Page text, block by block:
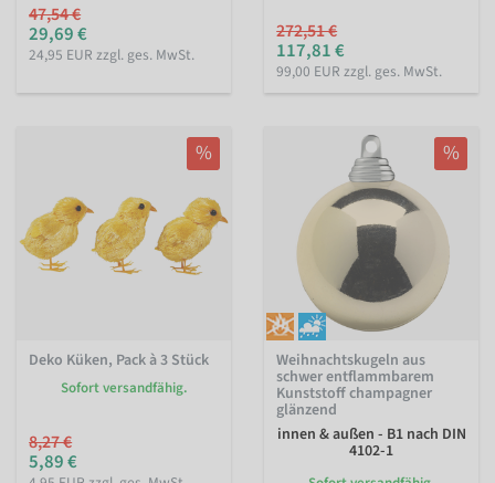
47,54 €
29,69 €
24,95 EUR zzgl. ges. MwSt.
272,51 €
117,81 €
99,00 EUR zzgl. ges. MwSt.
%
Deko Küken, Pack à 3 Stück
Sofort versandfähig.
8,27 €
5,89 €
%
Weihnachtskugeln aus
schwer entflammbarem
Kunststoff champagner
glänzend
innen & außen - B1 nach DIN
4102-1